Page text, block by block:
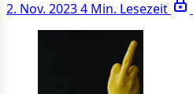
2. Nov. 20234 Min. Lesezeit